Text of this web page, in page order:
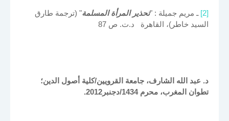
[2] ـ مريم جميلة : "تحذير المرأة المسلمة" (ترجمة طارق
السيد خاطر)، القاهرة د.ت. ص 87
د. عبد الله الشارف، جامعة القرويين/كلية أصول الدين؛
تطوان المغرب، محرم 1434/دجنبر2012.